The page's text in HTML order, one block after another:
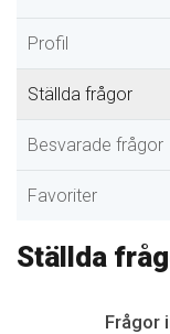
Profil
Ställda frågor
Besvarade frågor
Favoriter
Ställda
Frågor